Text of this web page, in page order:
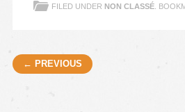
FILED UNDER NON CLASSÉ.
Post navigation
← PREVIOUS